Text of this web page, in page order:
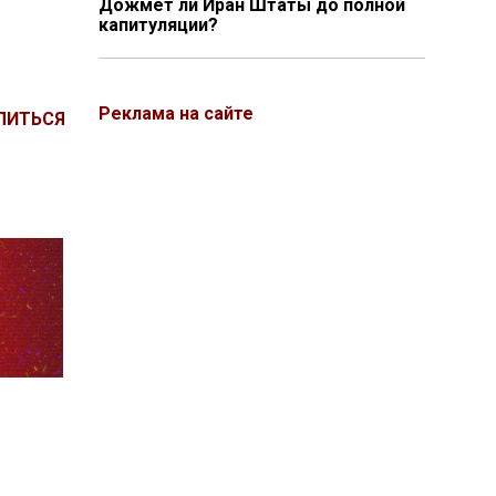
Дожмёт ли Иран Штаты до полной
капитуляции?
Реклама на сайте